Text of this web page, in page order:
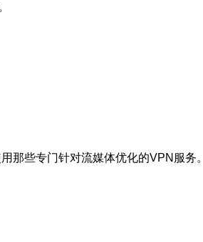
那些专门针对流媒体优化的VPN服务。